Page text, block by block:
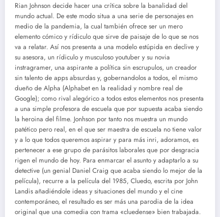
Rian Johnson decide hacer una crítica sobre la banalidad del
mundo actual. De este modo situa a una serie de personajes en
medio de la pandemia, la cual también ofrece ser un mero
elemento cómico y rídiculo que sirve de paisaje de lo que se nos
va a relatar. Así nos presenta a una modelo estúpida en declive y
su asesora, un rídiculo y musculoso youtuber y su novia
instragramer, una aspirante a política sin escrupulos, un creador
sin talento de apps absurdas y, gobernandolos a todos, el mismo
dueño de Alpha (Alphabet en la realidad y nombre real de
Google); como rival alegórico a todos estos elementos nos presenta
a una simple profesora de escuela que por supuesta acaba siendo
la heroina del filme. Jonhson por tanto nos muestra un mundo
patético pero real, en el que ser maestra de escuela no tiene valor
y a lo que todos queremos aspirar y para más inri, adoramos, es
pertenecer a ese grupo de parásitos laborales que por desgracia
rigen el mundo de hoy. Para enmarcar el asunto y adaptarlo a su
detective (un genial Daniel Craig que acaba siendo lo mejor de la
película), recurre a la película del 1985, Cluedo, escrita por John
Landis añadiéndole ideas y situaciones del mundo y el cine
contemporáneo, el resultado es ser más una parodia de la idea
original que una comedia con trama «cluedense» bien trabajada.